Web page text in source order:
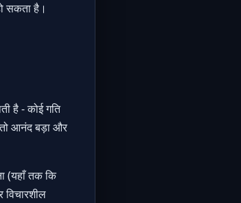
सकता है।
है - कोई गति
आनंद बड़ा और
(यहाँ तक कि